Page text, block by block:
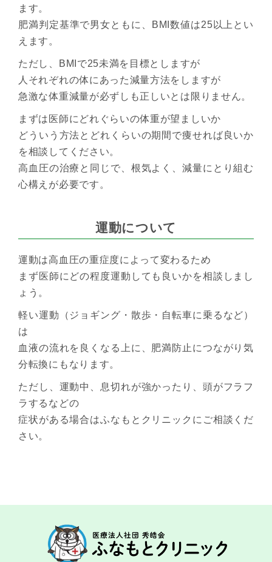
ます。
肥満判定基準で男女ともに、BMI数値は25以上とい
えます。
ただし、BMIで25未満を目標としますが
人それぞれの体にあった減量方法をしますが
急激な体重減量が必ずしも正しいとは限りません。
まずは医師にどれぐらいの体重が望ましいか
どういう方法とどれくらいの期間で痩せれば良いか
を相談してください。
高血圧の治療と同じで、根気よく、減量にとり組む
心構えが必要です。
運動について
運動は高血圧の重症度によって変わるため
まず医師にどの程度運動しても良いかを相談しまし
ょう。
軽い運動（ジョギング・散歩・自転車に乗るなど）
は
血液の流れを良くなる上に、肥満防止につながり気
分転換にもなります。
ただし、運動中、息切れが強かったり、頭がフラフ
ラするなどの
症状がある場合はふなもとクリニックにご相談くだ
さい。